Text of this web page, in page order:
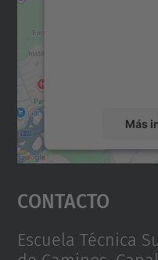
Más
powered by
Contacto
Escuela Técnica